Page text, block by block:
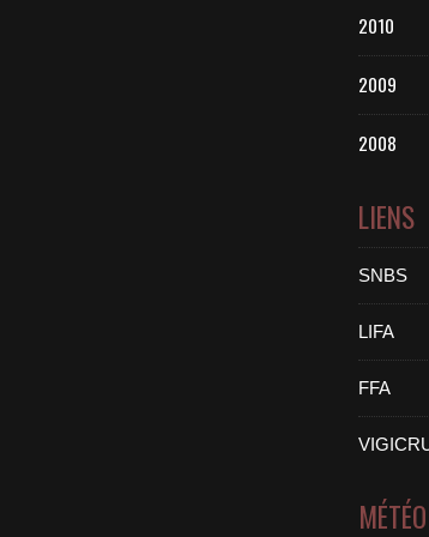
2010
2009
2008
LIENS
SNBS
LIFA
FFA
MÉTÉO